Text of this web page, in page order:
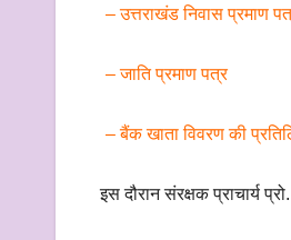
– उत्तराखंड निवास प्रमाण
– जाति प्रमाण पत्र
– बैंक खाता विवरण की
इस दौरान संरक्षक प्राचार्य